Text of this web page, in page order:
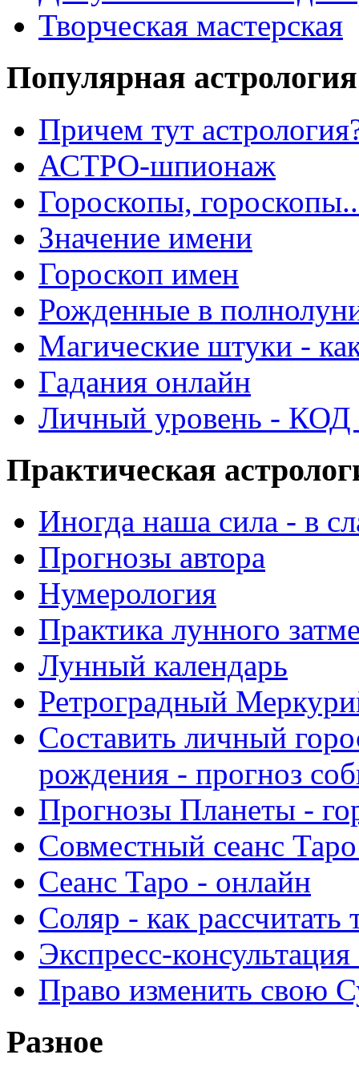
Творческая мастерская
Популярная астрология
Причем тут
АСТРО-шпионаж
Гороскопы,
Значение имени
Гороскоп имен
Рожденные в
Магические штуки -
Гадания онлайн
Личный уровень - КОД
Практическая
Иногда наша сила - в
Прогнозы автора
Нумерология
Практика лунного
Лунный календарь
Ретроградный
Составить личный
рождения - прогноз
Прогнозы Планеты -
Совместный сеанс
Сеанс Таро - онлайн
Соляр - как
Экспресс-
Право изменить свою
Разное